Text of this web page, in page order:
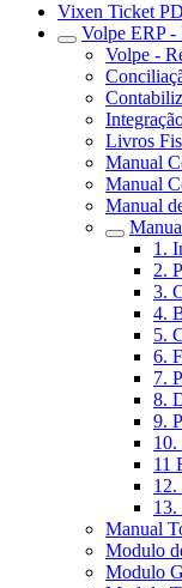
Vixen Ticket
Volpe ERP -
Volpe -
Livros
Manual
Manual
Manual
1.
2.
3.
4.
5.
6.
7.
8.
9.
10.
11
12.
13.
Manual
Modulo
Modulo